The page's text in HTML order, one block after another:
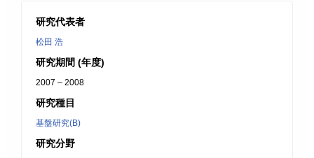
研究代表者
松田 浩
研究期間 (年度)
2007 – 2008
研究種目
基盤研究(B)
研究分野